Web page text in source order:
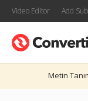
Video Editor Add
Metin